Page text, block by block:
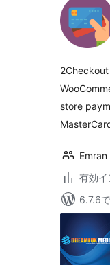
store
有効
6.7.6